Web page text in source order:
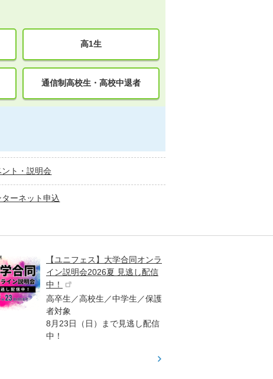
高1生
通信制高校生・高校中退者
ント・説明会
ターネット申込
【ユニフェス】大学合同オンラ
イン説明会2026夏 見逃し配信
中！
高卒生／高校生／中学生／保護
者対象
8月23日（日）まで見逃し配信
中！